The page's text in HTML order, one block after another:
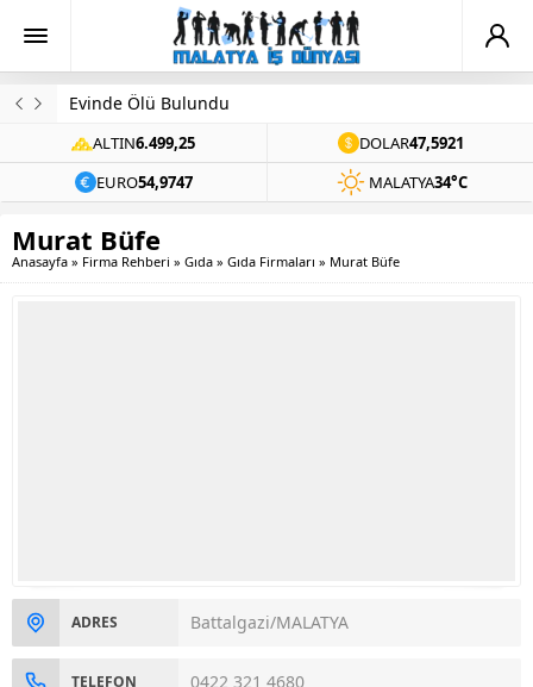
Evinde Ölü Bulundu
ALTIN6.499,25 DOLAR47,5921
EURO54,9747 MALATYA34°C
Murat Büfe
Anasayfa » Firma Rehberi » Gıda » Gıda Firmaları » Murat Büfe
ADRES Battalgazi/MALATYA
TELEFON 0422 321 4680